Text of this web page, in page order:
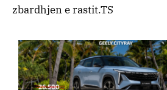
zbardhjen e rastit.TS